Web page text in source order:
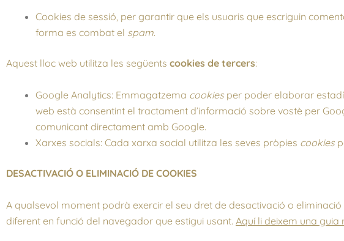
Cookies de sessió, per garantir que els usuaris que escriguin
forma es combat el spam.
Aquest lloc web utilitza les següents cookies de tercers:
Google Analytics: Emmagatzema cookies per poder elaborar
web està consentint el tractament d’informació sobre vostè per
comunicant directament amb Google.
Xarxes socials: Cada xarxa social utilitza les seves pròpies cookies
DESACTIVACIÓ O ELIMINACIÓ DE COOKIES
A qualsevol moment podrà exercir el seu dret de desactivació o
diferent en funció del navegador que estigui usant. Aquí li deixem una